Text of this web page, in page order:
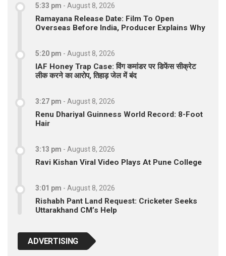
5:33 pm - August 8, 2026
Ramayana Release Date: Film To Open
Overseas Before India, Producer Explains Why
5:20 pm - August 8, 2026
IAF Honey Trap Case: विंग कमांडर पर डिफेंस सीक्रेट
लीक करने का आरोप, तिहाड़ जेल में बंद
3:27 pm - August 8, 2026
Renu Dhariyal Guinness World Record: 8-Foot
Hair
3:13 pm - August 8, 2026
Ravi Kishan Viral Video Plays At Pune College
3:01 pm - August 8, 2026
Rishabh Pant Land Request: Cricketer Seeks
Uttarakhand CM’s Help
ADVERTISING